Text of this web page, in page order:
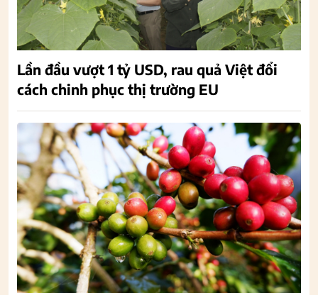
Lần đầu vượt 1 tỷ USD, rau quả Việt đổi
cách chinh phục thị trường EU